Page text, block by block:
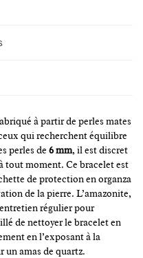
à partir de perles mates
qui recherchent équilibre
perles de 6 mm, il est discret
tout moment. Ce bracelet est
de protection en organza
de la pierre. L’amazonite,
régulier pour
de nettoyer le bracelet en
en l’exposant à la
un amas de quartz.